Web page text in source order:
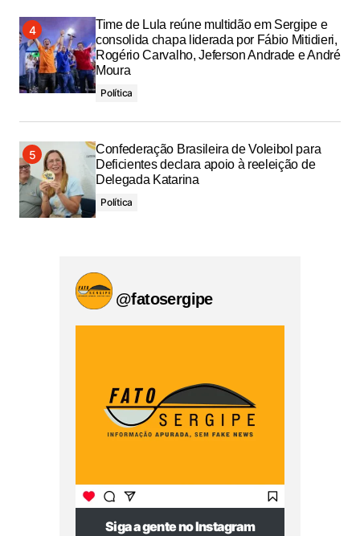
Time de Lula reúne multidão em Sergipe e
consolida chapa liderada por Fábio Mitidieri,
Rogério Carvalho, Jeferson Andrade e André
Moura
Política
Confederação Brasileira de Voleibol para
Deficientes declara apoio à reeleição de
Delegada Katarina
Política
@fatosergipe
Siga a gente no Instagram